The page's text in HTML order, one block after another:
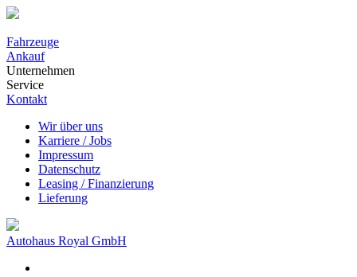
Fahrzeuge
Ankauf
Unternehmen
Service
Kontakt
Wir über uns
Karriere / Jobs
Impressum
Datenschutz
Leasing / Finanzierung
Lieferung
Autohaus Royal GmbH